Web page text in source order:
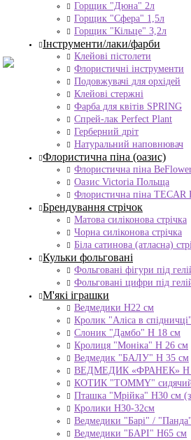
Горщик "Дюна" 2л
Горщик "Сфера" 1,5л
Горщик "Кільце" 3,2л
Інструменти/лаки/фарби
Клейові пістолети
Флористичні інструменти
Подовжувачі для орхідей
Клейові стержні
Фарба для квітів SPRING
Спрей-лак Perfect Plant
Герберний дріт
Натуральний наповнювач
Флористична піна (оазис)
Флористична піна
Оазис Victoria Польща
Флористична піна TECAR
Брендування стрічок
Матова силіконова стрічка
Чорна силіконова стрічка
Біла сатинова (атласна)
Кульки фольговані
Фольговані фігури під
Фольговані цифри під
М'які іграшки
Ведмедики H22 см
Кролик "Аліса в
Слоник "Дамбо" Н 18 см
Кролиця "Моніка" Н 26 см
Ведмедик "БАЛУ" Н 35 см
ВЕДМЕДИК «ФРАНЕК» H
КОТИК "ТОMMY"
Пташка "Мрійка" Н30 см (з
Кролики Н30-32см
Ведмедики "Барі" /
Ведмедики "БАРІ" Н65 см